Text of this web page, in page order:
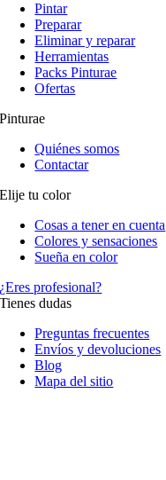
Pintar
Preparar
Eliminar y reparar
Herramientas
Packs Pinturae
Ofertas
Pinturae
Quiénes somos
Contactar
Elije tu color
Cosas a tener en cuenta
Colores y sensaciones
Sueña en color
¿Eres profesional?
Tienes dudas
Preguntas frecuentes
Envíos y devoluciones
Blog
Mapa del sitio